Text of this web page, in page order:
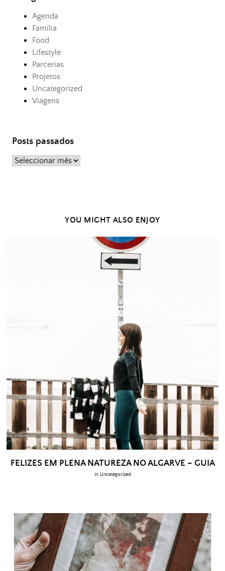
Agenda
Família
Food
Lifestyle
Parcerias
Projetos
Uncategorized
Viagens
Posts passados
Posts
YOU MIGHT ALSO ENJOY
FELIZES EM PLENA NATUREZA NO ALGARVE – GUIA
in: Uncategorized